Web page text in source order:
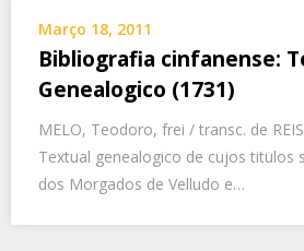
Março 18, 2011
Bibliografia cinfanense:
Genealogico (1731)
MELO, Teodoro, frei / transc. de
Textual genealogico de cujos titulos
dos Morgados de Velludo e…